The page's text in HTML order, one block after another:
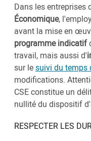
Dans les entreprises
Économique,
avant la mise en
programme indicatif
travail, mais aussi d'
sur lesuivi du temps
modifications.
CSE constitue un
nullité du dispositif
RESPECTER LES